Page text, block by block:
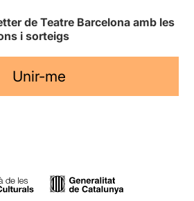
de Teatre Barcelona amb les
i sorteigs
Unir-me